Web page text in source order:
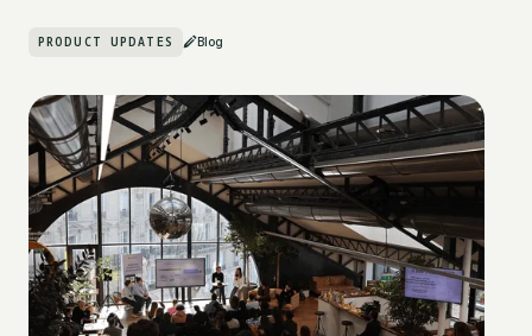
PRODUCT UPDATES Blog